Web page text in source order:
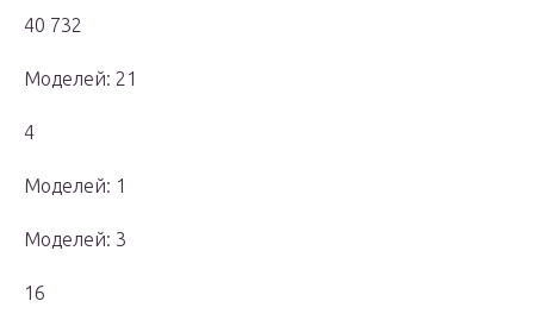
40 732
Моделей: 21
4
Моделей: 1
Моделей: 3
16